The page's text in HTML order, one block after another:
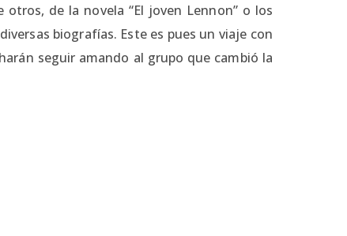
de la novela “El joven Lennon” o los
biografías. Este es pues un viaje con
seguir amando al grupo que cambió la